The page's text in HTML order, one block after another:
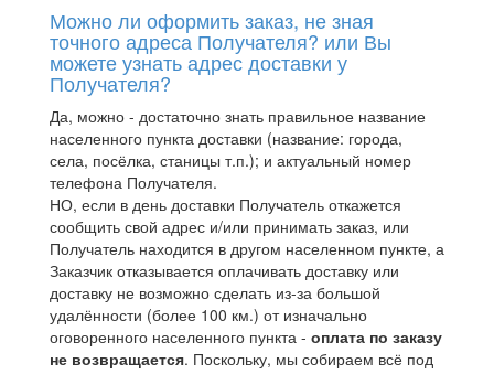
Можно ли оформить заказ, не зная
точного адреса Получателя? или Вы
можете узнать адрес доставки у
Получателя?
Да, можно - достаточно знать правильное название
населенного пункта доставки (название: города,
села, посёлка, станицы т.п.); и актуальный номер
телефона Получателя.
НО, если в день доставки Получатель откажется
сообщить свой адрес и/или принимать заказ, или
Получатель находится в другом населенном пункте, а
Заказчик отказывается оплачивать доставку или
доставку не возможно сделать из-за большой
удалённости (более 100 км.) от изначально
оговоренного населенного пункта - оплата по заказу
не возвращается. Поскольку, мы собираем всё под